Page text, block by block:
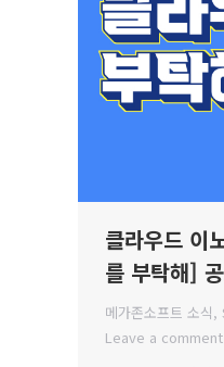
클라우드 이
를 부탁해]
메가존소프트 소식,
Leave a comment